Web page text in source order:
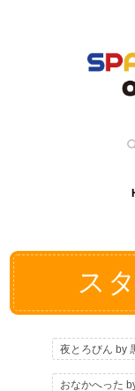
ス
夜とろびん by
おなかへった